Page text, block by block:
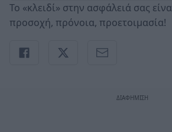
To «κλειδί» στην ασφάλειά σας
προσοχή, πρόνοια, προετοιμασία!